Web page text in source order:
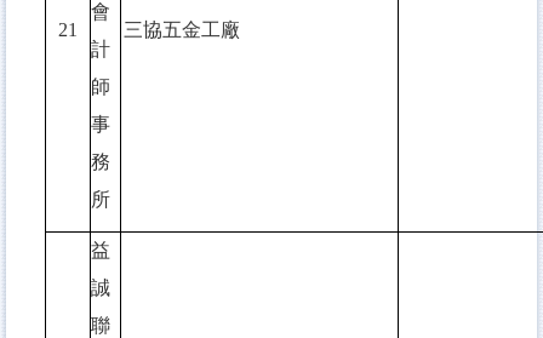
21
會
計
師
事
務
所
三協五金工廠
益
誠
聯